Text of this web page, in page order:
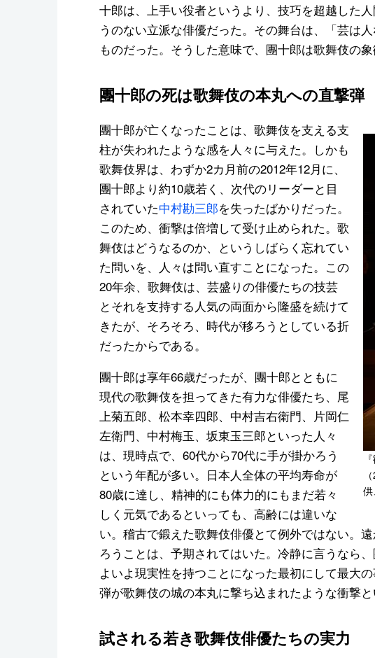
十郎は、上手い役者というより、技巧を超越した
うのない立派な俳優だった。その舞台は、「芸は
ものだった。そうした意味で、團十郎は歌舞伎の象
團十郎の死は歌舞伎の本丸への直撃弾
供
團十郎が亡くなったことは、歌舞伎を支える支
柱が失われたような感を人々に与えた。しかも
歌舞伎界は、わずか2カ月前の2012年12月に、
團十郎より約10歳若く、次代のリーダーと目
されていた中村勘三郎を失ったばかりだった。
このため、衝撃は倍増して受け止められた。歌
舞伎はどうなるのか、というしばらく忘れてい
た問いを、人々は問い直すことになった。この
20年余、歌舞伎は、芸盛りの俳優たちの技芸
とそれを支持する人気の両面から隆盛を続けて
きたが、そろそろ、時代が移ろうとしている折
だったからである。
團十郎は享年66歳だったが、團十郎とともに
現代の歌舞伎を担ってきた有力な俳優たち、尾
上菊五郎、松本幸四郎、中村吉右衛門、片岡仁
左衛門、中村梅玉、坂東玉三郎といった人々
は、現時点で、60代から70代に手が掛かろう
という年配が多い。日本人全体の平均寿命が
80歳に達し、精神的にも体力的にもまだ若々
しく元気であるといっても、高齢には違いな
い。稽古で鍛えた歌舞伎俳優とて例外ではない。
ろうことは、予期されてはいた。冷静に言うなら
よいよ現実性を持つことになった最初にして最大
弾が歌舞伎の城の本丸に撃ち込まれたような衝撃と
試される若き歌舞伎俳優たちの実力